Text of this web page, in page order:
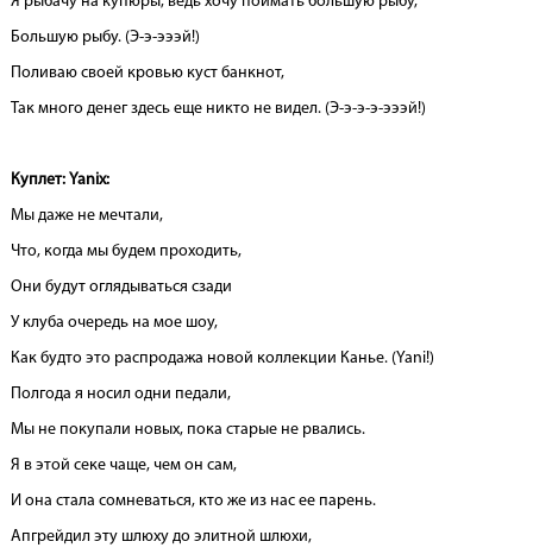
Большую рыбу. (Э-э-эээй!)
Поливаю своей кровью куст банкнот,
Так много денег здесь еще никто не видел. (Э-э-э-э-эээй!)
Куплет: Yanix:
Мы даже не мечтали,
Что, когда мы будем проходить,
Они будут оглядываться сзади
У клуба очередь на мое шоу,
Как будто это распродажа новой коллекции Канье. (Yani!)
Полгода я носил одни педали,
Мы не покупали новых, пока старые не рвались.
Я в этой секе чаще, чем он сам,
И она стала сомневаться, кто же из нас ее парень.
Апгрейдил эту шлюху до элитной шлюхи,